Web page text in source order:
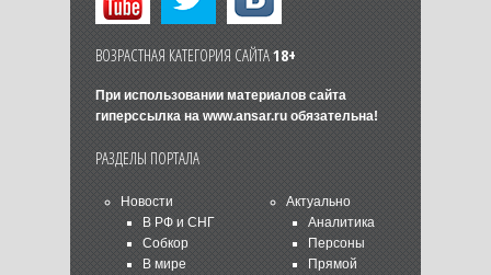
ВОЗРАСТНАЯ КАТЕГОРИЯ САЙТА18+
При использовании материалов сайта
гиперссылка на www.ansar.ruобязательна!
РАЗДЕЛЫ ПОРТАЛА
Новости
В РФ и СНГ
Собкор
В мире
Актуально
Аналитика
Персоны
Прямой